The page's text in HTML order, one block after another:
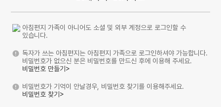
아침편지 가족이 아니어도 소셜 및 외부 계정으로 로그인할 수
있습니다.
독자가 쓰는 아침편지는 아침편지 가족으로 로그인하셔야 가능합니다.
비밀번호가 없으신 분은 비밀번호를 만드신 후에 이용해 주세요.
비밀번호 만들기>
비밀번호가 기억이 안날경우, 비밀번호 찾기를 이용해주세요.
비밀번호 찾기>